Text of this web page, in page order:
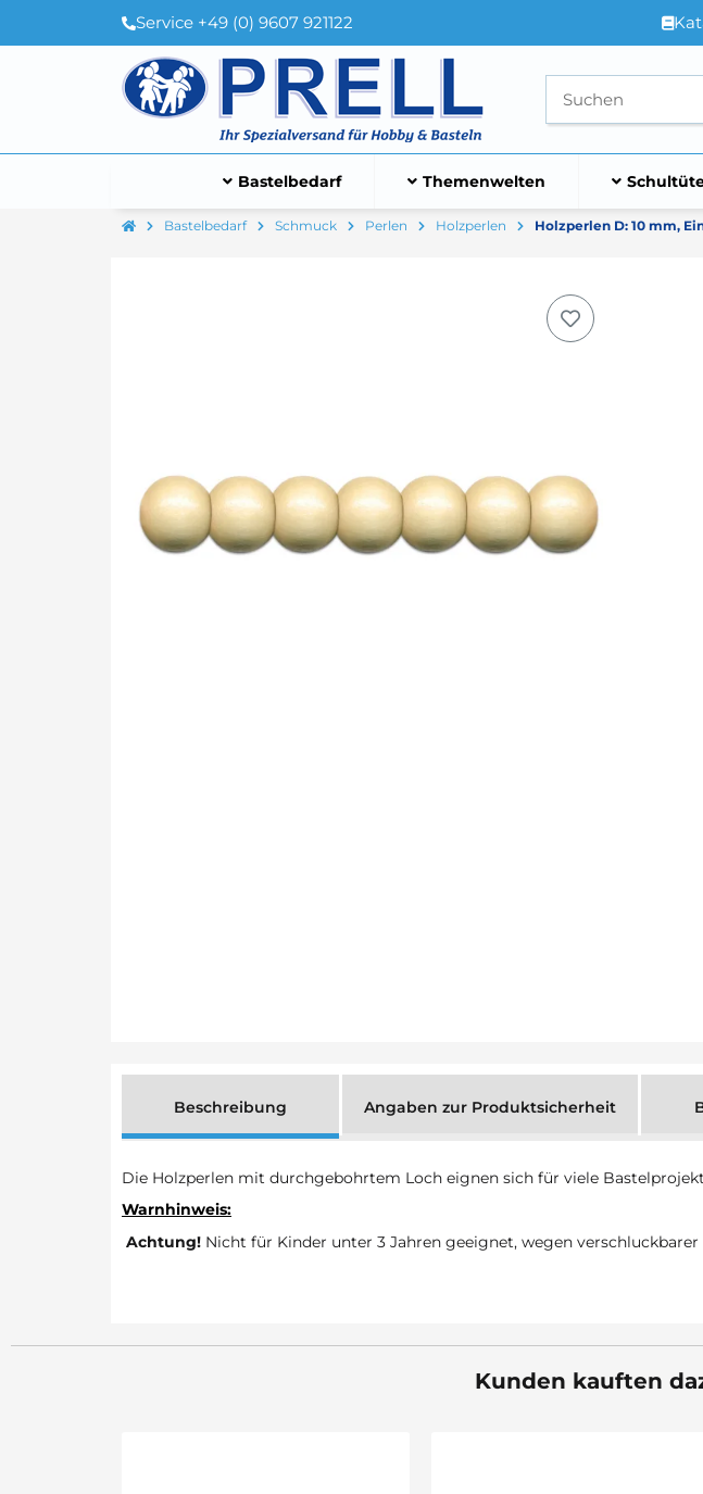
Service +49 (0) 9607 921122
Bastelbedarf Themenwelten
Bastelbedarf Schmuck Perlen Holzperlen Holzperlen D: 10 mm,
Beschreibung Angaben zur Produktsicherheit
Die Holzperlen mit durchgebohrtem Loch eignen sich für viele
Warnhinweis:
Achtung! Nicht für Kinder unter 3 Jahren geeignet, wegen
Kunden kauften